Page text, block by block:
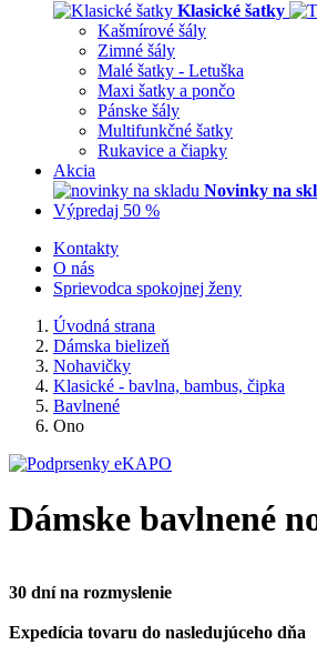
Klasické šatky
Kašmírové šály
Zimné šály
Malé šatky - Letuška
Maxi šatky a pončo
Pánske šály
Multifunkčné šatky
Rukavice a čiapky
Akcia
Novinky na
Výpredaj 50 %
Kontakty
O nás
Sprievodca spokojnej ženy
Úvodná strana
Dámska bielizeň
Nohavičky
Klasické - bavlna, bambus, čipka
Bavlnené
Ono
Dámske bavlnené
30 dní na rozmyslenie
Expedícia tovaru do nasledujúceho dňa